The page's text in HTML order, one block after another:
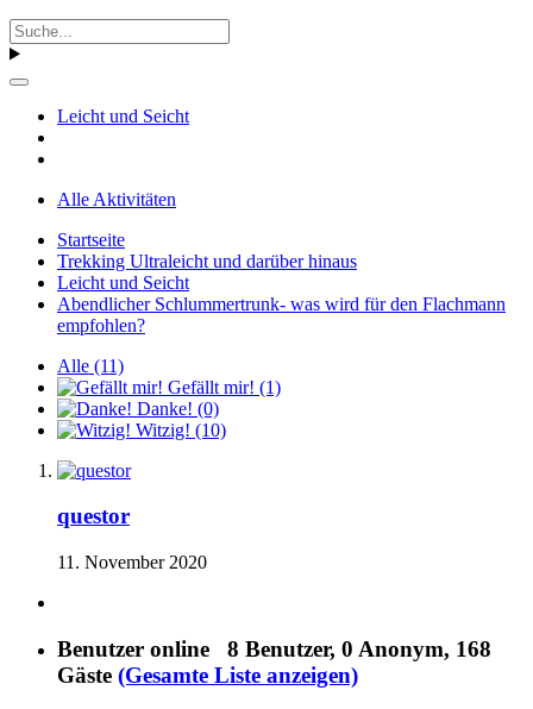
Leicht und Seicht
Alle Aktivitäten
Startseite
Trekking Ultraleicht und darüber hinaus
Leicht und Seicht
Abendlicher Schlummertrunk- was wird für den Flachmann
empfohlen?
Alle (11)
Gefällt mir! (1)
Danke! (0)
Witzig! (10)
questor
11. November 2020
Benutzer online 8 Benutzer, 0 Anonym, 168
Gäste (Gesamte Liste anzeigen)